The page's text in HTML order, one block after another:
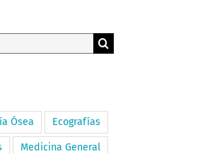
Ósea Ecografías
Medicina General